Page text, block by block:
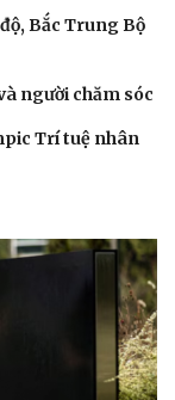
Bắc Trung Bộ
người chăm sóc
Trí tuệ nhân